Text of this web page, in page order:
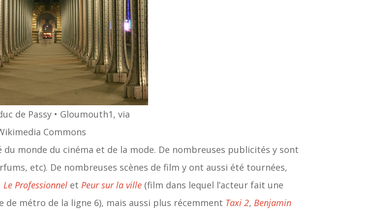
de Passy • Gloumouth1, via
Commons
monde du cinéma et de la mode. De nombreuses publicités y sont
etc). De nombreuses scènes de film y ont aussi été tournées,
Le Professionnel etPeur sur la ville (film dans lequel l’acteur fait une
de métro de la ligne 6), mais aussi plus récemment Taxi 2,Benjamin